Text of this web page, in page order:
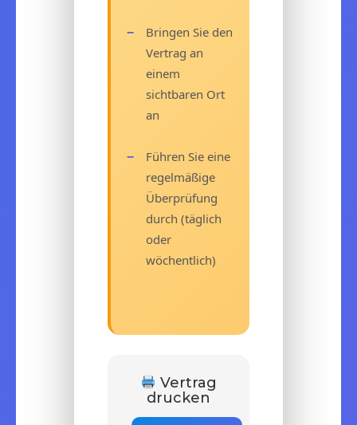
Bringen Sie den
Vertrag an
einem
sichtbaren Ort
an
Führen Sie eine
regelmäßige
Überprüfung
durch (täglich
oder
wöchentlich)
Vertrag
drucken